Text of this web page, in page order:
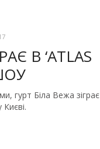
В ‘ATLAS
гурт Біла Вежа зіграє